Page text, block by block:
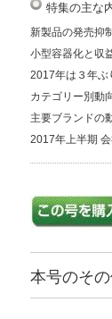
特集の主な
新製品の発売抑制
小型容器化と収
2017年は３年ぶ
カテゴリー別動
主要ブランドの
2017年上半期
本号のそ